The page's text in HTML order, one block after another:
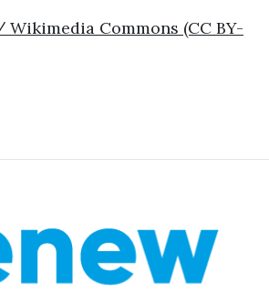
Wikimedia Commons (CC BY-